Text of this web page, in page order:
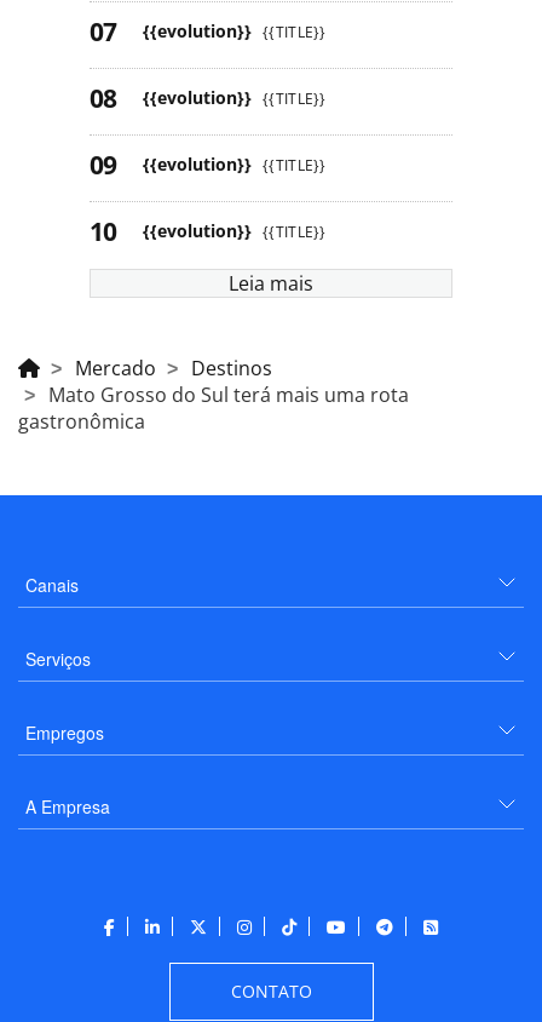
{{evolution}} {{TITLE}}
{{evolution}} {{TITLE}}
{{evolution}} {{TITLE}}
{{evolution}} {{TITLE}}
Leia mais
Mercado
Destinos
Mato Grosso do Sul terá mais uma rota
gastronômica
Canais
Serviços
Empregos
A Empresa
CONTATO